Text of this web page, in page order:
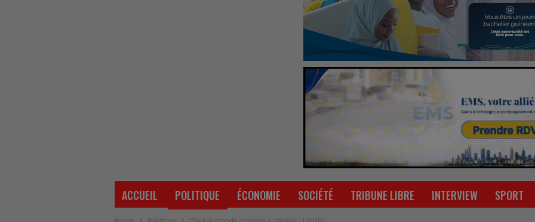
ACCUEIL POLITIQUE ÉCONOMIE SOCIÉTÉ TRIBUNE LIBRE INTERVIEW SPORT